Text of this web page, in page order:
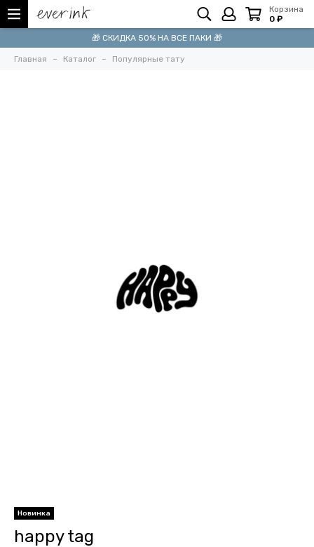
Корзина
0 ₽
🎁 СКИДКА 50% НА ВСЕ ПАКИ 🎁
Главная Каталог Популярные тату
Новинка
happy tag